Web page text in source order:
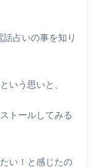
占いの事を知り
いう思いと、
トールしてみる
い！と感じたの